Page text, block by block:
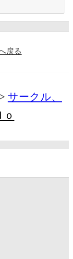
戻る
サークル、